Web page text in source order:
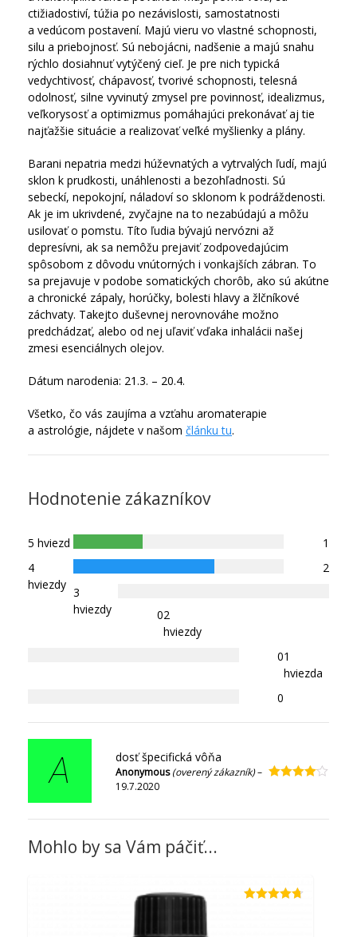
ctižiadostiví, túžia po nezávislosti, samostatnosti
a vedúcom postavení. Majú vieru vo vlastné schopnosti,
silu a priebojnosť. Sú nebojácni, nadšenie a majú snahu
rýchlo dosiahnuť vytýčený cieľ. Je pre nich typická
vedychtivosť, chápavosť, tvorivé schopnosti, telesná
odolnosť, silne vyvinutý zmysel pre povinnosť, idealizmus,
veľkorysosť a optimizmus pomáhajúci prekonávať aj tie
najťažšie situácie a realizovať veľké myšlienky a plány.
Barani nepatria medzi húževnatých a vytrvalých ľudí, majú
sklon k prudkosti, unáhlenosti a bezohľadnosti. Sú
sebeckí, nepokojní, náladoví so sklonom k podráždenosti.
Ak je im ukrivdené, zvyčajne na to nezabúdajú a môžu
usilovať o pomstu. Títo ľudia bývajú nervózni až
depresívni, ak sa nemôžu prejaviť zodpovedajúcim
spôsobom z dôvodu vnútorných i vonkajších zábran. To
sa prejavuje v podobe somatických chorôb, ako sú akútne
a chronické zápaly, horúčky, bolesti hlavy a žlčníkové
záchvaty. Takejto duševnej nerovnováhe možno
predchádzať, alebo od nej uľaviť vďaka inhalácii našej
zmesi esenciálnych olejov.
Dátum narodenia: 21.3. – 20.4.
Všetko, čo vás zaujíma a vzťahu aromaterapie
a astrológie, nájdete v našom článku tu.
Hodnotenie zákazníkov
5 hviezd
1
4
hviezdy
2
3
hviezdy
02
hviezdy
01
hviezda
0
A dosť špecifická vôňa
Anonymous(overený zákazník)–
19.7.2020
Mohlo by sa Vám páčiť...